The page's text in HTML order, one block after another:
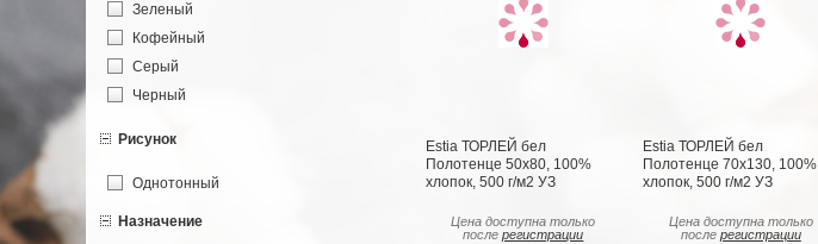
Estia ТОРЛЕЙ бел
Полотенце 50х80, 100%
хлопок, 500 г/м2 УЗ
Цена доступна только
послерегистрации
Estia ТОРЛЕЙ бел
Полотенце 70х130, 100%
хлопок, 500 г/м2 УЗ
Цена доступна только
после регистрации
Зеленый
Кофейный
Серый
Черный
Морская волна
Рисунок
Однотонный
Назначение